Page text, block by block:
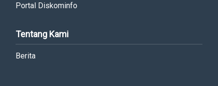
Portal Diskominfo
Tentang Kami
Berita